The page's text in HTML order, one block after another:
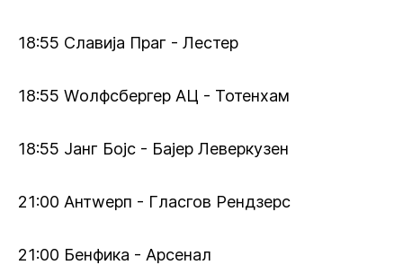
18:55 Славија Праг - Лестер
18:55 Wолфсбергер АЦ - Тотенхам
18:55 Јанг Бојс - Бајер Леверкузен
21:00 Антwерп - Гласгов Рендзерс
21:00 Бенфика - Арсенал